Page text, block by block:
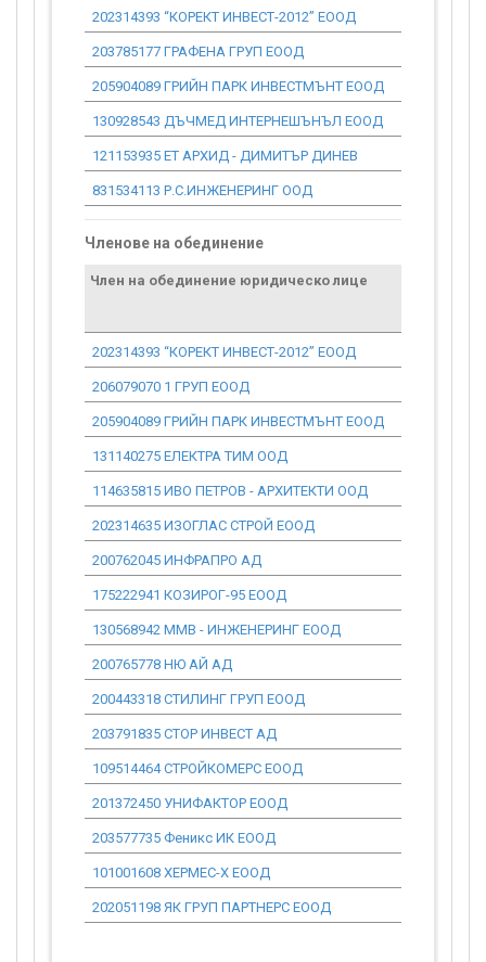
202314393 “КОРЕКТ ИНВЕСТ-2012” ЕООД
203785177 ГРАФЕНА ГРУП ЕООД
205904089 ГРИЙН ПАРК ИНВЕСТМЪНТ ЕООД
130928543 ДЪЧМЕД ИНТЕРНЕШЪНЪЛ ЕООД
121153935 ЕТ АРХИД - ДИМИТЪР ДИНЕВ
831534113 Р.С.ИНЖЕНЕРИНГ ООД
Членове на обединение
Член на обединение юридическо лице
202314393 “КОРЕКТ ИНВЕСТ-2012” ЕООД
206079070 1 ГРУП ЕООД
205904089 ГРИЙН ПАРК ИНВЕСТМЪНТ ЕООД
131140275 ЕЛЕКТРА ТИМ ООД
114635815 ИВО ПЕТРОВ - АРХИТЕКТИ ООД
202314635 ИЗОГЛАС СТРОЙ ЕООД
200762045 ИНФРАПРО АД
175222941 КОЗИРОГ-95 ЕООД
130568942 ММВ - ИНЖЕНЕРИНГ ЕООД
200765778 НЮ АЙ АД
200443318 СТИЛИНГ ГРУП ЕООД
203791835 СТОР ИНВЕСТ АД
109514464 СТРОЙКОМЕРС ЕООД
201372450 УНИФАКТОР ЕООД
203577735 Феникс ИК ЕООД
101001608 ХЕРМЕС-Х ЕООД
202051198 ЯК ГРУП ПАРТНЕРС ЕООД